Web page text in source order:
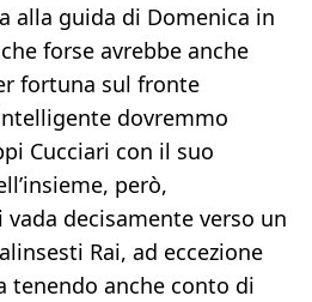
alla guida di Domenica in
forse avrebbe anche
fortuna sul fronte
dovremmo
Cucciari con il suo
però,
vada decisamente verso un
Rai, ad eccezione
tenendo anche conto di